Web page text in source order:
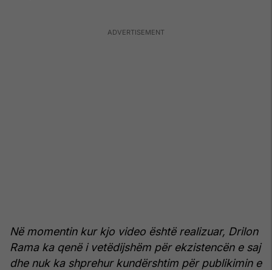
Në momentin kur kjo video është realizuar, Drilon
Rama ka qenë i vetëdijshëm për ekzistencën e saj
dhe nuk ka shprehur kundërshtim për publikimin e